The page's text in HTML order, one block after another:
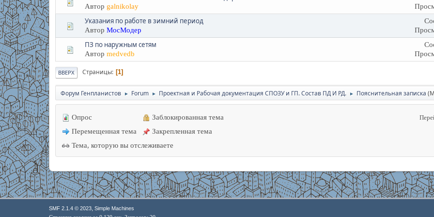
Автор galnikolay
Указания по работе в зимний период
Автор МосМодер
ПЗ по наружным сетям
Автор medvedb
ВВЕРХ Страницы 1
Форум Генпланистов ► Forum ► Проектная и Рабочая документация СПОЗУ и ГП. Состав ПД И РД. ► Пояснительная записка
Опрос
Перемещенная тема
Заблокированная тема
Закрепленная тема
Тема, которую вы отслеживаете
SMF 2.1.4 © 2023, Simple Machines